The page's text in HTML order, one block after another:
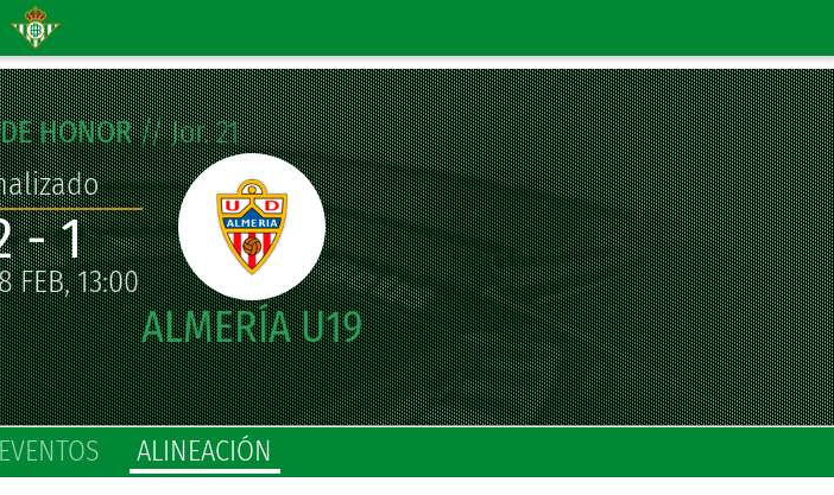
HONOR// Jor. 21
- 1
FEB, 13:00
EVENTOS ALINEACIÓN